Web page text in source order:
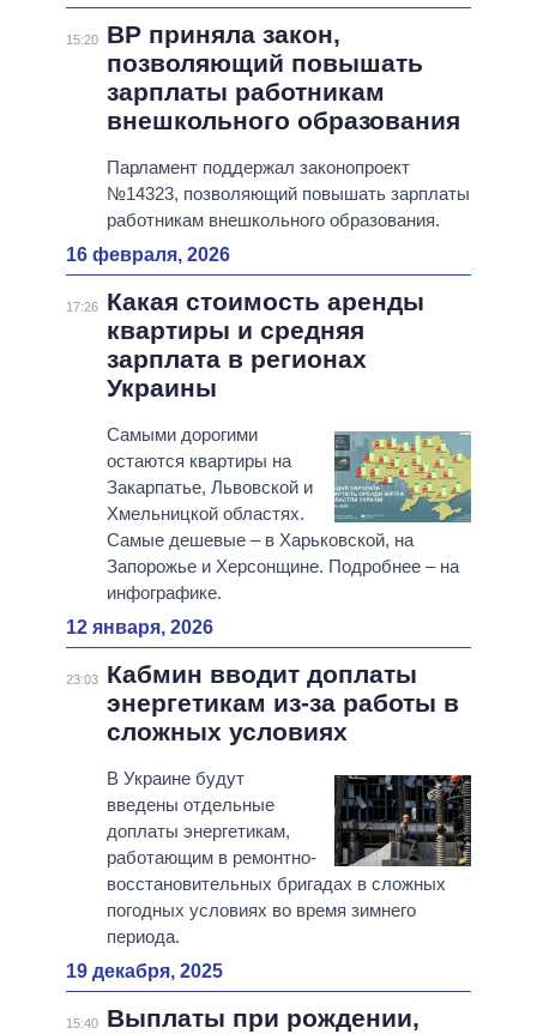
15:20
ВР приняла закон,
позволяющий повышать
зарплаты работникам
внешкольного образования
Парламент поддержал законопроект
№14323, позволяющий повышать зарплаты
работникам внешкольного образования.
16 февраля, 2026
17:26
Какая стоимость аренды
квартиры и средняя
зарплата в регионах
Украины
Самыми дорогими
остаются квартиры на
Закарпатье, Львовской и
Хмельницкой областях.
Самые дешевые – в Харьковской, на
Запорожье и Херсонщине. Подробнее – на
инфографике.
12 января, 2026
23:03
Кабмин вводит доплаты
энергетикам из-за работы в
сложных условиях
В Украине будут
введены отдельные
доплаты энергетикам,
работающим в ремонтно-
восстановительных бригадах в сложных
погодных условиях во время зимнего
периода.
19 декабря, 2025
15:40
Выплаты при рождении,